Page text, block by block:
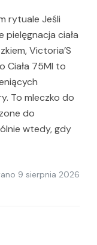
rytuale Jeśli
pielęgnacja ciała
Victoria’S
Ciała 75Ml to
To mleczko do
do
wtedy, gdy
9 sierpnia 2026